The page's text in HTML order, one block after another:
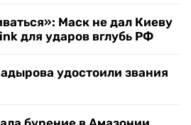
Маск не дал Киеву
для ударов вглубь РФ
удостоили звания